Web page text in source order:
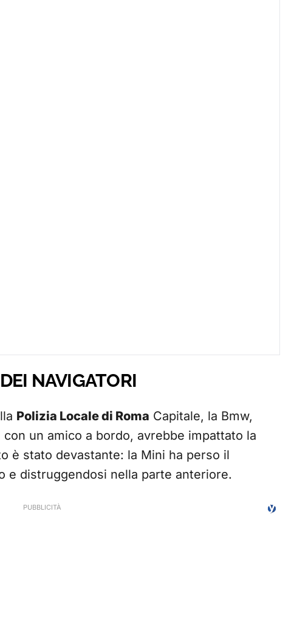
NAVIGATORI
Polizia Locale di Roma Capitale, la Bmw,
un amico a bordo, avrebbe impattato la
è stato devastante: la Mini ha perso il
e distruggendosi nella parte anteriore.